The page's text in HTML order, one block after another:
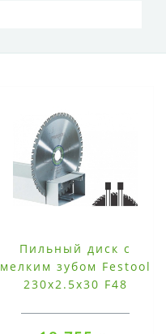
Пильный диск с
мелким зубом Festool
230x2.5x30 F48